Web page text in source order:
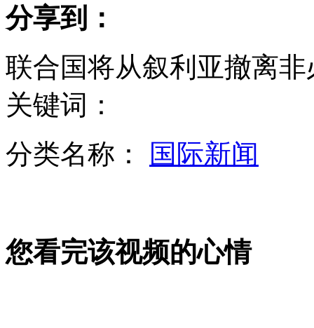
二维码或藏病毒 市民不要见码就刷
李宗瑞迷奸案首开庭 或获刑30年
分享到：
联合国将从叙利亚撤离
关键词：
分类名称：
国际新闻
您看完该视频的心情